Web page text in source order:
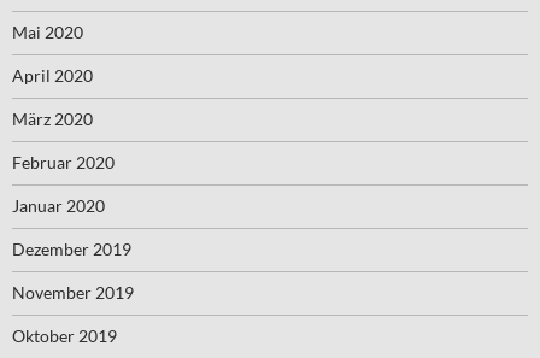
Mai 2020
April 2020
März 2020
Februar 2020
Januar 2020
Dezember 2019
November 2019
Oktober 2019